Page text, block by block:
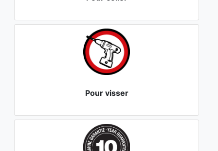
Pour visser